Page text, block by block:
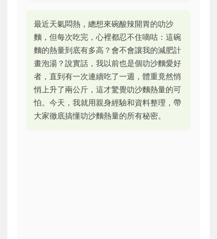
最近天氣悶熱，總想來碗酸辣開胃的叻沙
麵，但每次吃完，心裡都忍不住嘀咕：這碗
麵的熱量到底有多高？會不會讓我的減肥計
畫泡湯？說實話，我以前也是個叻沙麵愛好
者，直到有一次連續吃了一週，體重竟然悄
悄上升了兩公斤，這才驚覺叻沙麵熱量的可
怕。今天，我就用親身經驗和資料整理，帶
大家徹底搞懂叻沙麵熱量的所有秘密。